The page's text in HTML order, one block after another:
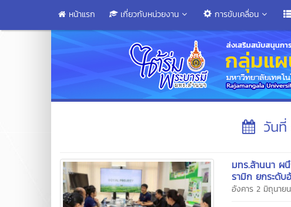
หน้าแรก เกี่ยวกับหน่วยงาน การขับเคลื่อน
วัน
มทร.ล้านนา ผ
รามิก ยกระดั
อังคาร 2 มิถุนาย